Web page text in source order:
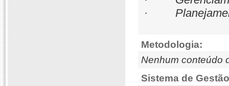
·
Metodologia:
Nenhum conteúdo
Sistema de